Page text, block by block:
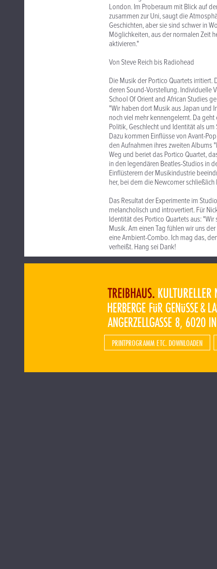
London. Im Proberaum mit Blick auf
zusammen zur Uni, saugt die
Geschichten, aber sie sind schwer in
Möglichkeiten, aus der normalen Zeit
aktivieren."
Von Steve Reich bis Radiohead
Die Musik der Portico Quartets
deren Sound-Vorstellung. Individuelle
School Of Orient and African Studies
"Wir haben dort Musik aus Japan und
noch viel mehr kennengelernt. Da
Politik, Geschlecht und Identität als um
Dazu kommen Einflüsse von Avant-
den Aufnahmen ihres zweiten Albums
Weg und beriet das Portico Quartet,
in den legendären Beatles-Studios in
Einflüsterern der Musikindustrie
her, bei dem die Newcomer schließlich
Das Resultat der Experimente im
melancholisch und introvertiert. Für
Identität des Portico Quartets aus:
Musik. Am einen Tag fühlen wir uns
eine Ambient-Combo. Ich mag das,
verheißt. Hang sei Dank!
PRINTPROGRAMM ETC. DOWNLOADEN